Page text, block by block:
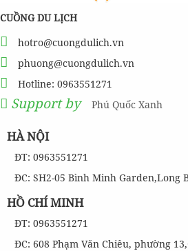
CUỒNG DU LỊCH
hotro@cuongdulich.vn
phuong@cuongdulich.vn
Hotline: 0963551271
Support by Phú Quốc Xanh
HÀ NỘI
ĐT: 0963551271
ĐC: SH2-05 Bình Minh Garden,Long
HỒ CHÍ MINH
ĐT: 0963551271
ĐC: 608 Phạm Văn Chiêu, phường